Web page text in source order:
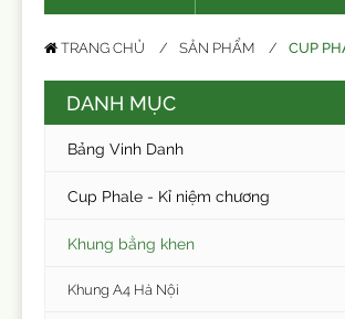
TRANG CHỦ SẢN PHẨM CUP
DANH MỤC
Bảng Vinh Danh
Cup Phale - Kỉ niệm chương
Khung bằng khen
Khung A4 Hà Nội